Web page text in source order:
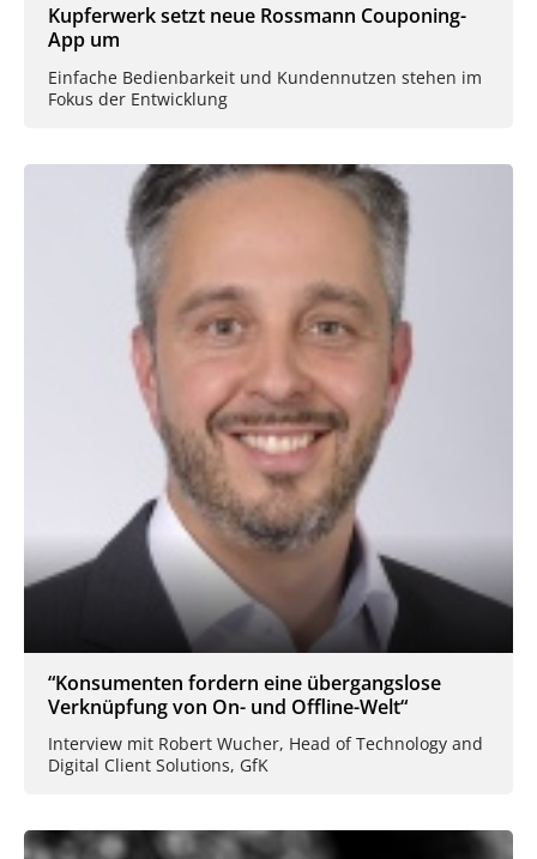
Kupferwerk setzt neue Rossmann Couponing-
App um
Einfache Bedienbarkeit und Kundennutzen stehen im
Fokus der Entwicklung
“Konsumenten fordern eine übergangslose
Verknüpfung von On- und Offline-Welt“
Interview mit Robert Wucher, Head of Technology and
Digital Client Solutions, GfK